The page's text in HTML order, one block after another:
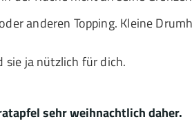
anderen Topping. Kleine
sie ja nützlich für dich.
sehr weihnachtlich daher.